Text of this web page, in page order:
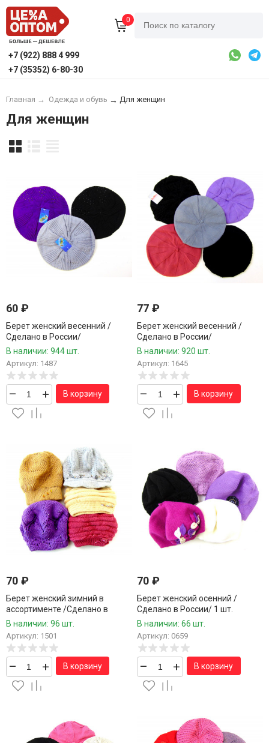
0
+7 (922) 888 4 999
+7 (35352) 6-80-30
Главная → Одежда и обувь → Для женщин
Для женщин
60 ₽
Берет женский весенний /
Сделано в России/
В наличии: 944 шт.
Артикул: 1487
– + В корзину
77₽
Берет женский весенний /
Сделано в России/
В наличии: 920 шт.
Артикул: 1645
– + В корзину
70 ₽
Берет женский зимний в
ассортименте /Сделано в
России/ 1 шт.
В наличии: 96 шт.
Артикул: 1501
– + В корзину
70₽
Берет женский осенний /
Сделано в России/ 1 шт.
В наличии: 66 шт.
Артикул: 0659
– + В корзину